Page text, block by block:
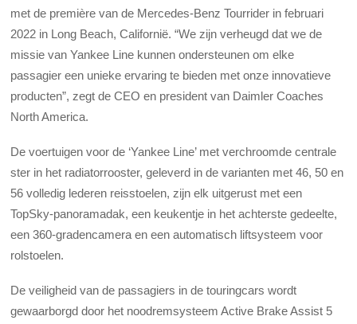
met de première van de Mercedes-Benz Tourrider in februari
2022 in Long Beach, Californië. “We zijn verheugd dat we de
missie van Yankee Line kunnen ondersteunen om elke
passagier een unieke ervaring te bieden met onze innovatieve
producten”, zegt de CEO en president van Daimler Coaches
North America.
De voertuigen voor de ‘Yankee Line’ met verchroomde centrale
ster in het radiatorrooster, geleverd in de varianten met 46, 50 en
56 volledig lederen reisstoelen, zijn elk uitgerust met een
TopSky-panoramadak, een keukentje in het achterste gedeelte,
een 360-gradencamera en een automatisch liftsysteem voor
rolstoelen.
De veiligheid van de passagiers in de touringcars wordt
gewaarborgd door het noodremsysteem Active Brake Assist 5